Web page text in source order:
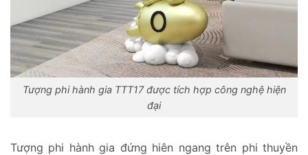
Tượng phi hành gia TTT17 được tích hợp công nghệ hiện
đại
Tượng phi hành gia đứng hiên ngang trên phi thuyền